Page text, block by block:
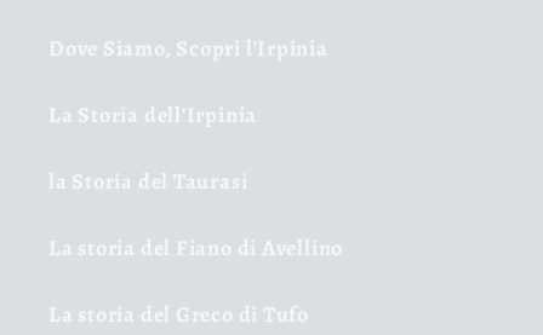
Dove Siamo, Scopri l'Irpinia
La Storia dell'Irpinia
la Storia del Taurasi
La storia del Fiano di Avellino
La storia del Greco di Tufo